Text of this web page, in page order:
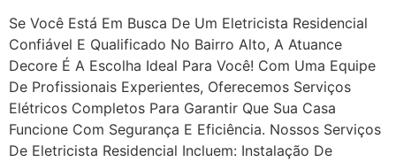
Se Você Está Em Busca De Um Eletricista Residencial
Confiável E Qualificado No Bairro Alto, A Atuance
Decore É A Escolha Ideal Para Você! Com Uma Equipe
De Profissionais Experientes, Oferecemos Serviços
Elétricos Completos Para Garantir Que Sua Casa
Funcione Com Segurança E Eficiência. Nossos Serviços
De Eletricista Residencial Incluem: Instalação De